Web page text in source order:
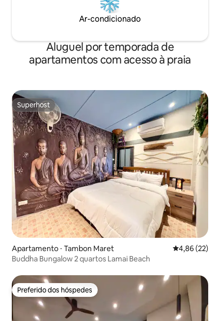
Ar-condicionado
Aluguel por temporada de
apartamentos com acesso à praia
Superhost
Superhost
Apartamento ⋅ Tambon Maret 4,86 de uma
4,86 (22)
Buddha Bungalow 2 quartos Lamai Beach
Preferido dos hóspedes
Preferido dos hóspedes